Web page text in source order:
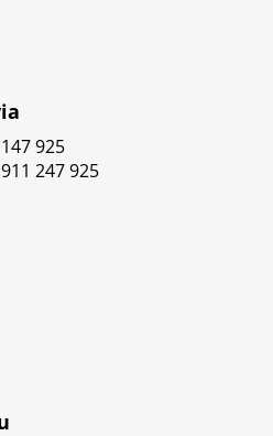
925
247 925